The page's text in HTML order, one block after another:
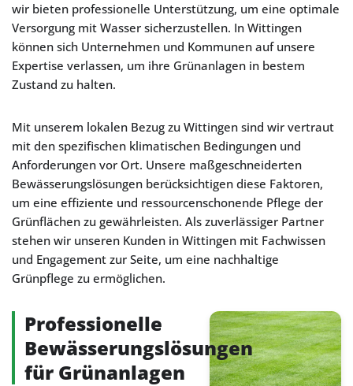
wir bieten professionelle Unterstützung, um eine optimale
Versorgung mit Wasser sicherzustellen. In Wittingen
können sich Unternehmen und Kommunen auf unsere
Expertise verlassen, um ihre Grünanlagen in bestem
Zustand zu halten.
Mit unserem lokalen Bezug zu Wittingen sind wir vertraut
mit den spezifischen klimatischen Bedingungen und
Anforderungen vor Ort. Unsere maßgeschneiderten
Bewässerungslösungen berücksichtigen diese Faktoren,
um eine effiziente und ressourcenschonende Pflege der
Grünflächen zu gewährleisten. Als zuverlässiger Partner
stehen wir unseren Kunden in Wittingen mit Fachwissen
und Engagement zur Seite, um eine nachhaltige
Grünpflege zu ermöglichen.
Professionelle
Bewässerungslösungen
für Grünanlagen